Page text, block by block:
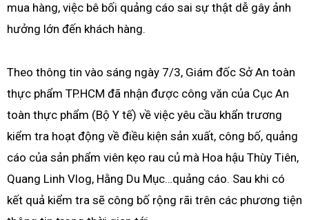
mua hàng, việc bê bối quảng cáo sai sự thật dễ gây ảnh
hưởng lớn đến khách hàng.
Theo thông tin vào sáng ngày 7/3, Giám đốc Sở An toàn
thực phẩm TP.HCM đã nhận được công văn của Cục An
toàn thực phẩm (Bộ Y tế) về việc yêu cầu khẩn trương
kiểm tra hoạt động về điều kiện sản xuất, công bố, quảng
cáo của sản phẩm viên kẹo rau củ mà Hoa hậu Thùy Tiên,
Quang Linh Vlog, Hằng Du Mục…quảng cáo. Sau khi có
kết quả kiểm tra sẽ công bố rộng rãi trên các phương tiện